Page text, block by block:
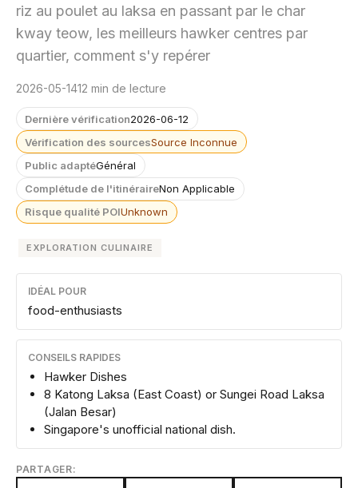
riz au poulet au laksa en passant par le char
kway teow, les meilleurs hawker centres par
quartier, comment s'y repérer
2026-05-1412 min de lecture
Dernière vérification2026-06-12
Vérification des sourcesSource Inconnue
Public adaptéGénéral
Complétude de l'itinéraireNon Applicable
Risque qualité POIUnknown
EXPLORATION CULINAIRE
IDÉAL POUR
food-enthusiasts
CONSEILS RAPIDES
Hawker Dishes
8 Katong Laksa (East Coast) or Sungei Road Laksa
(Jalan Besar)
Singapore's unofficial national dish.
PARTAGER: